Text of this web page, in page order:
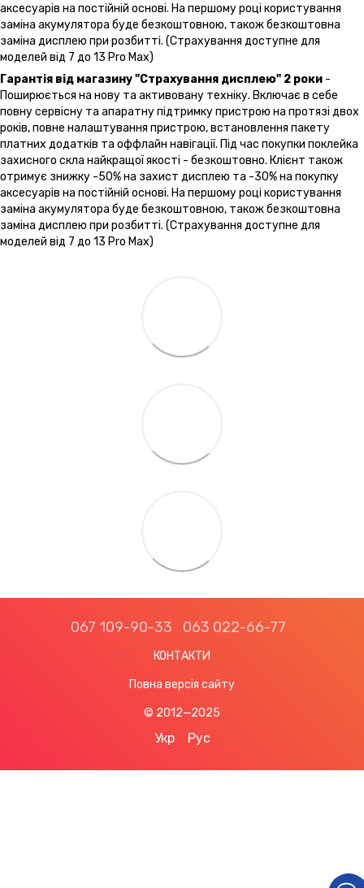
аксесуарів на постійній основі. На першому році користування
заміна акумулятора буде безкоштовною, також безкоштовна
заміна дисплею при розбитті. (Страхування доступне для
моделей від 7 до 13 Pro Max)
Гарантія від магазину "Страхування дисплею" 2 роки -
Поширюється на нову та активовану техніку. Включає в себе
повну сервісну та апаратну підтримку пристрою на протязі двох
років, повне налаштування пристрою, встановлення пакету
платних додатків та оффлайн навігації. Під час покупки поклейка
захисного скла найкращої якості - безкоштовно. Клієнт також
отримує знижку -50% на захист дисплею та -30% на покупку
аксесуарів на постійній основі. На першому році користування
заміна акумулятора буде безкоштовною, також безкоштовна
заміна дисплею при розбитті. (Страхування доступне для
моделей від 7 до 13 Pro Max)
067 109-90-33 063 022-66-77
КОНТАКТИ
Повна версія сайту
© 2012—2025
Укр Рус